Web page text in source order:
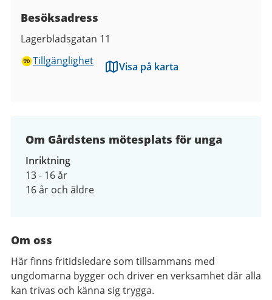
Besöksadress
Lagerbladsgatan 11
Tillgänglighet
Visa på karta
Om Gårdstens mötesplats för unga
Inriktning
13 - 16 år
16 år och äldre
Om oss
Här finns fritidsledare som tillsammans med
ungdomarna bygger och driver en verksamhet där alla
kan trivas och känna sig trygga.